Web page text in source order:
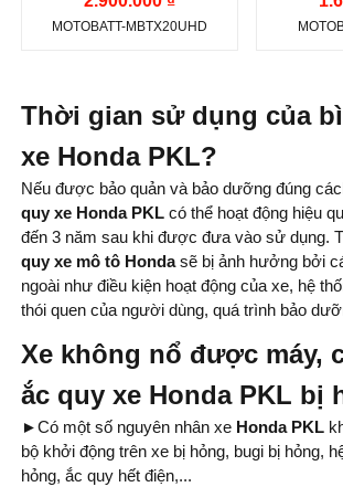
Công nghệ:AGM
Kiểu cọc:Cọc bắt ốc
Nước sản xuất:
Indonesia
MOTOBATT-MBTX20UHD
Công
Nước
Thời gian sử dụng của
xe Honda PKL?
Nếu được bảo quản và bảo dưỡng đúng
quy xe Honda PKL có thể hoạt động hiệu
đến 3 năm sau khi được đưa vào sử dụng.
quy xe mô tô Hondasẽ bị ảnh hưởng bởi
ngoài như điều kiện hoạt động của xe, hệ
thói quen của người dùng, quá trình bảo
Xe không nổ được máy,
ắc quy xe Honda PKL bị
►Có một số nguyên nhân xe Honda PKL
bộ khởi động trên xe bị hỏng, bugi bị hỏng,
hỏng, ắc quy hết điện,...